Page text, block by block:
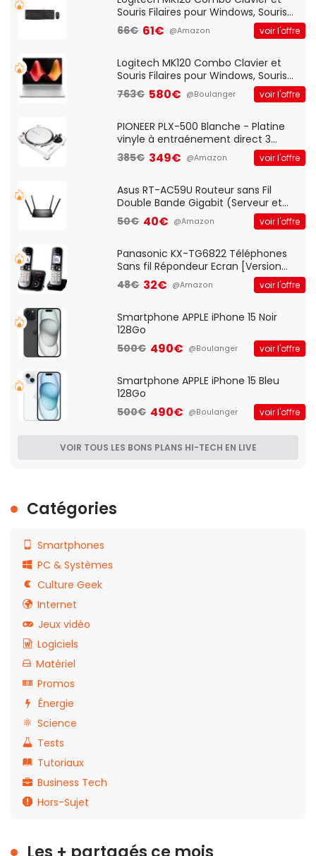
Souris Filaires pour Windows, Souris
Optique Filaire, Connexion USB Plug
And Play, Confortable, Taille
QWERTY UK - Noir
66€ 61€ @Amazon voir l'offre
Logitech MK120 Combo Clavier et
Souris Filaires pour Windows, Souris
Optique Filaire, Connexion USB Plug
And Play, Confortable, Taille
QWERTY UK - Noir
763€ 580€ @Boulanger voir l'offre
PIONEER PLX-500 Blanche - Platine
vinyle à entraénement direct 3
vitesses (33-45-78 trs/min) avec
pre-ampli intégré et port USB
385€ 349€ @Amazon voir l'offre
Asus RT-AC59U Routeur sans Fil
Double Bande Gigabit (Serveur et
Client VPN, Triple Vlan, Mode Point
d'accès et Bridge, contrôle Parental,
50€ 40€ @Amazon voir l'offre
Panasonic KX-TG6822 Téléphones
Sans fil Répondeur Ecran [Version
Française]
48€ 32€ @Amazon voir l'offre
Smartphone APPLE iPhone 15 Noir
128Go
500€ 490€ @Boulanger voir l'offre
Smartphone APPLE iPhone 15 Bleu
128Go
500€ 490€ @Boulanger voir l'offre
VOIR TOUS LES BONS PLANS HI-TECH EN LIVE
Catégories
Smartphones
PC & Systèmes
Culture Geek
Internet
Jeux vidéo
Logiciels
Matériel
Promos
Énergie
Science
Tests
Tutoriaux
Business Tech
Hors-Sujet